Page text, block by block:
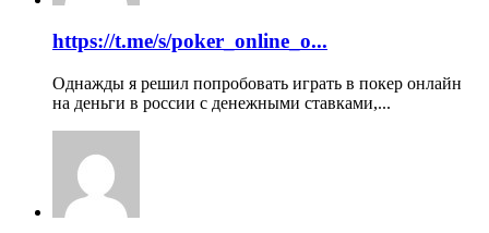
https://t.me/s/poker_online_o...
Однажды я решил попробовать играть в покер онлайн
на деньги в россии с денежными ставками,...